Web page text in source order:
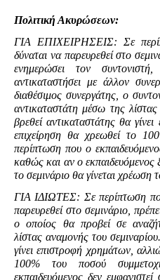
Πολιτική Ακυρώσεων:
ΓΙΑ ΕΠΙΧΕΙΡΗΣΕΙΣ: Σε
δύναται να παρευρεθεί στο
ενημερώσει τον
αντικαταστήσει με άλλον
διαθέσιμος συνεργάτης, o
αντικαταστάτη μέσω της
βρεθεί αντικαταστάτης θα
επιχείρηση θα χρεωθεί το
περίπτωση που ο
καθώς και αν ο εκπαιδευόμενος
το σεμινάριο θα γίνεται χρέωση
ΓΙΑ ΙΔΙΩΤΕΣ: Σε περίπτωση
παρευρεθεί στο σεμινάριο,
ο οποίος θα προβεί σε
λίστας αναμονής του
γίνει επιστροφή χρημάτων,
100% του ποσού
εκπαιδευόμενος δεν